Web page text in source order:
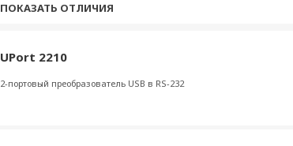
ПОКАЗАТЬ ОТЛИЧИЯ
UPort 2210
2-портовый преобразователь USB в RS-232